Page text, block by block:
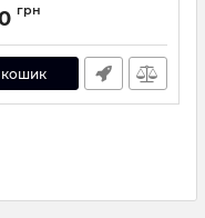
010-S
грн